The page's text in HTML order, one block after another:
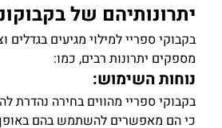
יתרונותיהם של
בקבוקי ספריי למילוי מגיעים בגדלים
מספקים יתרונות רבים, כמו:
נוחות השימוש:
בקבוקי ספריי מהווים בחירה נהדרת
כי הם מאפשרים להשתמש בהם